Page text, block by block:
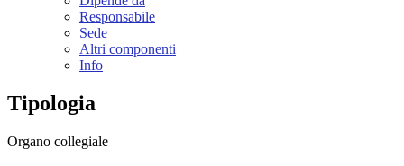
Responsabile
Sede
Altri componenti
Info
Tipologia
Organo collegiale